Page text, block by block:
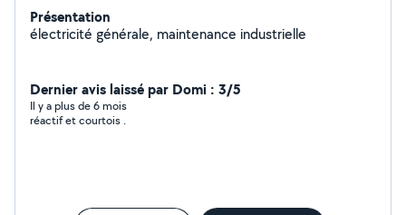
Présentation
électricité générale, maintenance industrielle
Dernier avis laissé par Domi : 3/5
Il y a plus de 6 mois
réactif et courtois .